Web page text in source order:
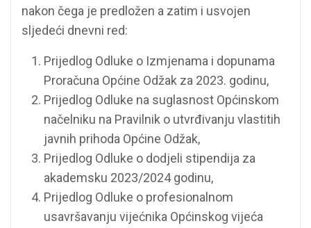
nakon čega je predložen a zatim i usvojen
sljedeći dnevni red:
Prijedlog Odluke o Izmjenama i dopunama
Proračuna Općine Odžak za 2023. godinu,
Prijedlog Odluke na suglasnost Općinskom
načelniku na Pravilnik o utvrđivanju vlastitih
javnih prihoda Općine Odžak,
Prijedlog Odluke o dodjeli stipendija za
akademsku 2023/2024 godinu,
Prijedlog Odluke o profesionalnom
usavršavanju vijećnika Općinskog vijeća